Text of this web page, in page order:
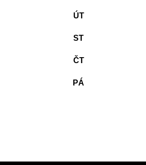
ÚT
ST
ČT
PÁ